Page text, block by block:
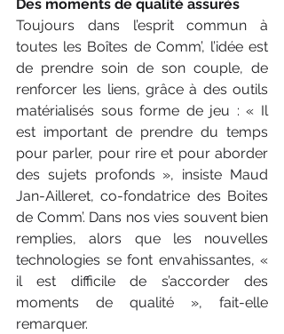
Des moments de qualité assurés
Toujours dans l’esprit commun à
toutes les Boîtes de Comm’, l’idée est
de prendre soin de son couple, de
renforcer les liens, grâce à des outils
matérialisés sous forme de jeu : « Il
est important de prendre du temps
pour parler, pour rire et pour aborder
des sujets profonds », insiste Maud
Jan-Ailleret, co-fondatrice des Boites
de Comm’. Dans nos vies souvent bien
remplies, alors que les nouvelles
technologies se font envahissantes, «
il est difficile de s’accorder des
moments de qualité », fait-elle
remarquer.